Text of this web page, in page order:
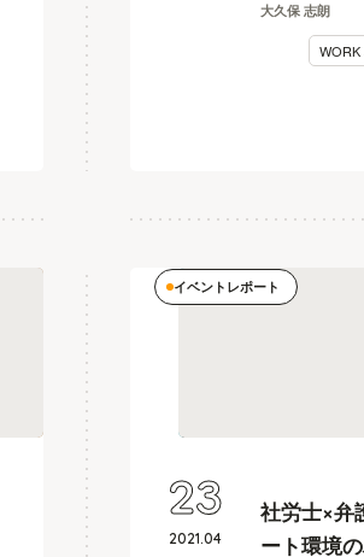
めのポイ
のできる
大久保 志朗
WORK
イベントレポート
社労士×弁
ート環境
2021.04
23